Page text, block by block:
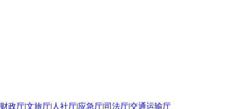
财政厅|文旅厅| 人社厅|应急厅|司法厅|交通运输厅